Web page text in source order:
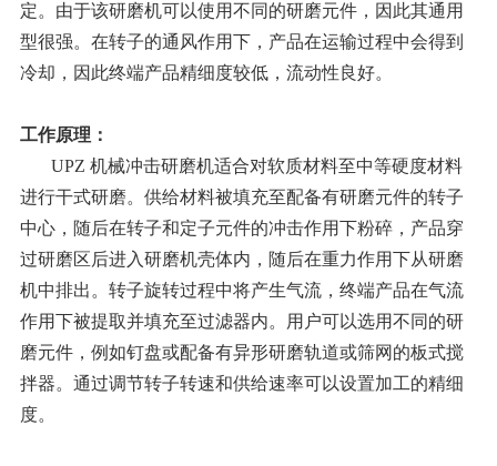
定。由于该研磨机可以使用不同的研磨元件，因此其通用
型很强。在转子的通风作用下，产品在运输过程中会得到
冷却，因此终端产品精细度较低，流动性良好。
工作原理：
UPZ 机械冲击研磨机适合对软质材料至中等硬度材料
进行干式研磨。供给材料被填充至配备有研磨元件的转子
中心，随后在转子和定子元件的冲击作用下粉碎，产品穿
过研磨区后进入研磨机壳体内，随后在重力作用下从研磨
机中排出。转子旋转过程中将产生气流，终端产品在气流
作用下被提取并填充至过滤器内。用户可以选用不同的研
磨元件，例如钉盘或配备有异形研磨轨道或筛网的板式搅
拌器。通过调节转子转速和供给速率可以设置加工的精细
度。